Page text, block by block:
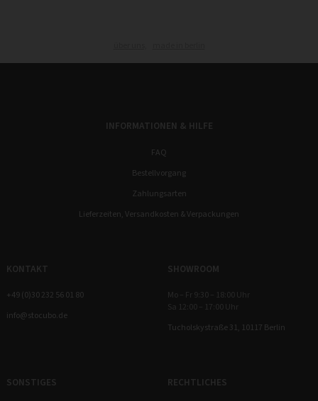
INFORMATIONEN & HILFE
FAQ
Bestellvorgang
Zahlungsarten
Lieferzeiten, Versandkosten & Verpackungen
KONTAKT
+49 (0)30 232 56 01 80
info@stocubo.de
SHOWROOM
Mo – Fr 9:30 – 18:00 Uhr
Sa 12:00 – 17:00 Uhr
Tucholskystraße 31, 10117 Berlin
SONSTIGES RECHTLICHES